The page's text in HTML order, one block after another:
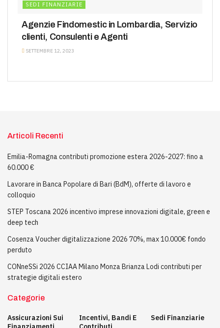
SEDI FINANZIARIE
Agenzie Findomestic in Lombardia, Servizio
clienti, Consulenti e Agenti
SETTEMBRE 12, 2023
Articoli Recenti
Emilia-Romagna contributi promozione estera 2026-2027: fino a
60.000 €
Lavorare in Banca Popolare di Bari (BdM), offerte di lavoro e
colloquio
STEP Toscana 2026 incentivo imprese innovazioni digitale, green e
deep tech
Cosenza Voucher digitalizzazione 2026 70%, max 10.000€ fondo
perduto
CONneSSi 2026 CCIAA Milano Monza Brianza Lodi contributi per
strategie digitali estero
Categorie
Assicurazioni Sui
Incentivi, Bandi E
Sedi Finanziarie